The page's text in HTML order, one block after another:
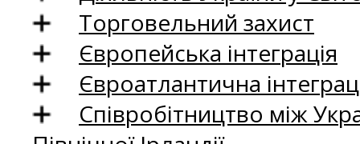
Торговельний захист
Європейська інтеграція
Євроатлантична
Співробітництво між